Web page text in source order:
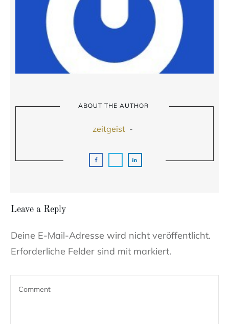
ABOUT THE AUTHOR
zeitgeist-
Leave a Reply
Deine E-Mail-Adresse wird nicht veröffentlicht.
Erforderliche Felder sind mit markiert.